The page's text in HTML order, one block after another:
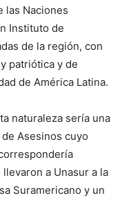
las Naciones
Instituto de
de la región, con
patriótica y de
de América Latina.
naturaleza sería una
Asesinos cuyo
a Unasur a la
Suramericano y un